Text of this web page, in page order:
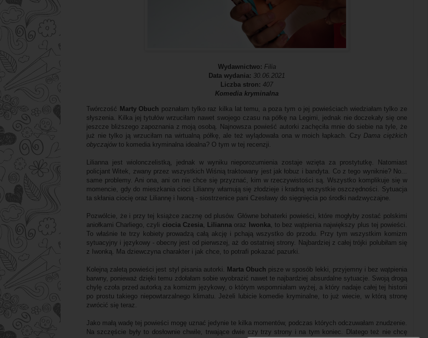
Wydawnictwo: Filia
Data wydania: 30.06.2021
Liczba stron: 407
Komedia kryminalna
Twórczość Marty Obuch poznałam tylko raz kilka lat temu, a poza tym o jej powieściach wiedziałam tylko ze
słyszenia. Kilka jej tytułów wrzuciłam nawet swojego czasu na półkę na Legimi, jednak nie doczekały się one
jeszcze bliższego zapoznania z moją osobą. Najnowsza powieść autorki zachęciła mnie do siebie na tyle, że
już nie tylko ją wrzuciłam na wirtualną półkę, ale też wylądowała ona w moich łapkach. Czy Dama ciężkich
obyczajówto komedia kryminalna idealna? O tym w tej recenzji.
Lilianna jest wiolonczelistką, jednak w wyniku nieporozumienia zostaje wzięta za prostytutkę. Natomiast
policjant Witek, zwany przez wszystkich Wiśnią traktowany jest jak łobuz i bandyta. Co z tego wyniknie? No...
same problemy. Ani ona, ani on nie chce się przyznać, kim w rzeczywistości są. Wszystko komplikuje się w
momencie, gdy do mieszkania cioci Lilianny włamują się złodzieje i kradną wszystkie oszczędności. Sytuacja
ta skłania ciocię oraz Liliannę i Iwoną - siostrzenice pani Czesławy do sięgnięcia po środki nadzwyczajne.
Pozwólcie, że i przy tej książce zacznę od plusów. Główne bohaterki powieści, które mogłyby zostać polskimi
aniołkami Charliego, czyli ciocia Czesia Lilianna oraz Iwonka , to bez wątpienia największy plus tej powieści.
To właśnie te trzy kobiety prowadzą całą akcję i pchają wszystko do przodu. Przy tym wszystkim komizm
sytuacyjny i językowy - obecny jest od pierwszej, aż do ostatniej strony. Najbardziej z całej trójki polubiłam się
z Iwonką. Ma dziewczyna charakter i jak chce, to potrafi pokazać pazurki.
Kolejną zaletą powieści jest styl pisania autorki. Marta Obuch pisze w sposób lekki, przyjemny i bez wątpienia
barwny, ponieważ dzięki temu zdołałam sobie wyobrazić nawet te najbardziej absurdalne sytuacje. Swoją drogą
chylę czoła przed autorką za komizm językowy, o którym wspomniałam wyżej, a który nadaje całej tej historii
po prostu takiego niepowtarzalnego klimatu. Jeżeli lubicie komedie kryminalne, to już wiecie, w którą stronę
zwrócić się teraz.
Jako małą wadę tej powieści mogę uznać jedynie te kilka momentów, podczas których odczuwałam znudzenie.
Na szczęście były to dosłownie chwile, trwające dwie czy trzy strony i na tym koniec. Dlatego też nie chcę